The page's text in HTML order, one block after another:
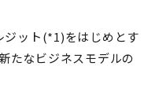
ット(*1)をはじめとす
たなビジネスモデルの